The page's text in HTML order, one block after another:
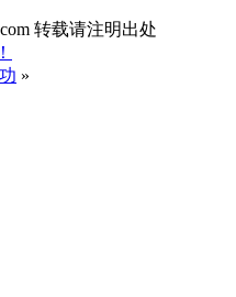
转载请注明出处
»